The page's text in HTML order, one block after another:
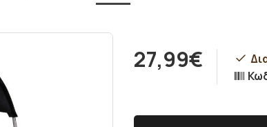
27,99€